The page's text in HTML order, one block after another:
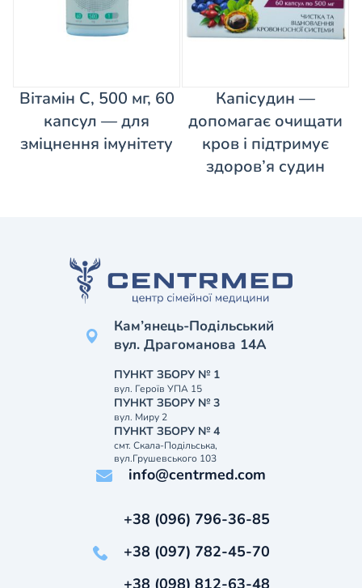
Вітамін С, 500 мг, 60
капсул — для
зміцнення імунітету
Капісудин —
допомагає очищати
кров і підтримує
здоров’я судин
Кам’янець-Подільський
вул. Драгоманова 14А
ПУНКТ ЗБОРУ № 1
вул. Героїв УПА 15
ПУНКТ ЗБОРУ № 3
вул. Миру 2
ПУНКТ ЗБОРУ № 4
смт. Скала-Подільська,
вул.Грушевського 103
info@centrmed.com
+38 (096) 796-36-85
+38 (097) 782-45-70